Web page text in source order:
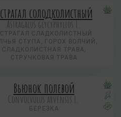
солодколистный
Astragalus glycyphyllos L.
СЛАДКОЛИСТНЫЙ
СТУПА, ГОРОХ ВОЛЧИЙ,
СЛАДКОЛИСТНАЯ ТРАВА,
СТРУЧКОВАЯ ТРАВА
Вьюнок полевой
Convolvulus arvensis L.
БЕРЕЗКА